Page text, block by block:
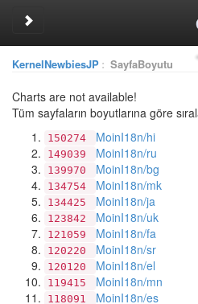
Toggle sidebar
KernelNewbiesJP : SayfaBoyutu
Charts are not available!
Tüm sayfaların boyutlarına göre
150274 MoinI18n/hi
149039 MoinI18n/ru
139970 MoinI18n/bg
134754 MoinI18n/mk
134425 MoinI18n/ja
123842 MoinI18n/uk
121059 MoinI18n/fa
120220 MoinI18n/sr
120120 MoinI18n/el
119415 MoinI18n/mn
118091 MoinI18n/es